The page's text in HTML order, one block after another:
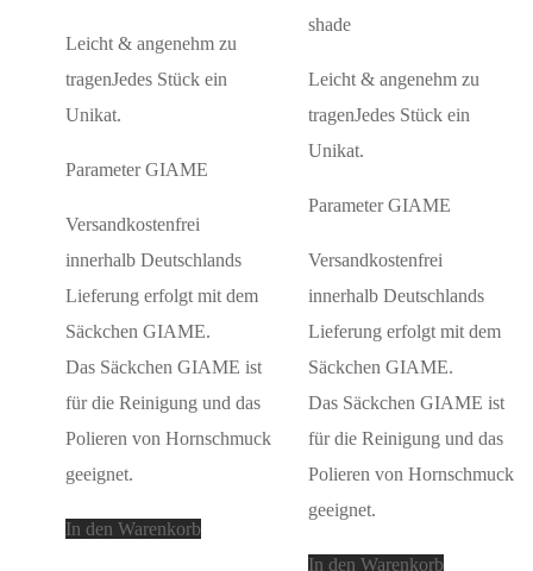
Leicht & angenehm zu
tragenJedes Stück ein
Unikat.
Parameter GIAME
Versandkostenfrei
innerhalb Deutschlands
Lieferung erfolgt mit dem
Säckchen GIAME.
Das Säckchen GIAME ist
für die Reinigung und das
Polieren von Hornschmuck
geeignet.
In den Warenkorb
shade
Leicht & angenehm zu
tragenJedes Stück ein
Unikat.
Parameter GIAME
Versandkostenfrei
innerhalb Deutschlands
Lieferung erfolgt mit dem
Säckchen GIAME.
Das Säckchen GIAME ist
für die Reinigung und das
Polieren von Hornschmuck
geeignet.
In den Warenkorb